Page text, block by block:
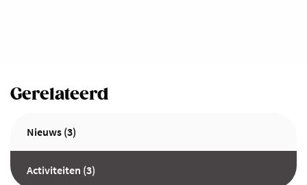
Gerelateerd
Nieuws (3)
Activiteiten (3)